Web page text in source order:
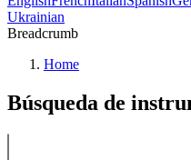
Ukrainian
Breadcrumb
Home
Búsqueda de